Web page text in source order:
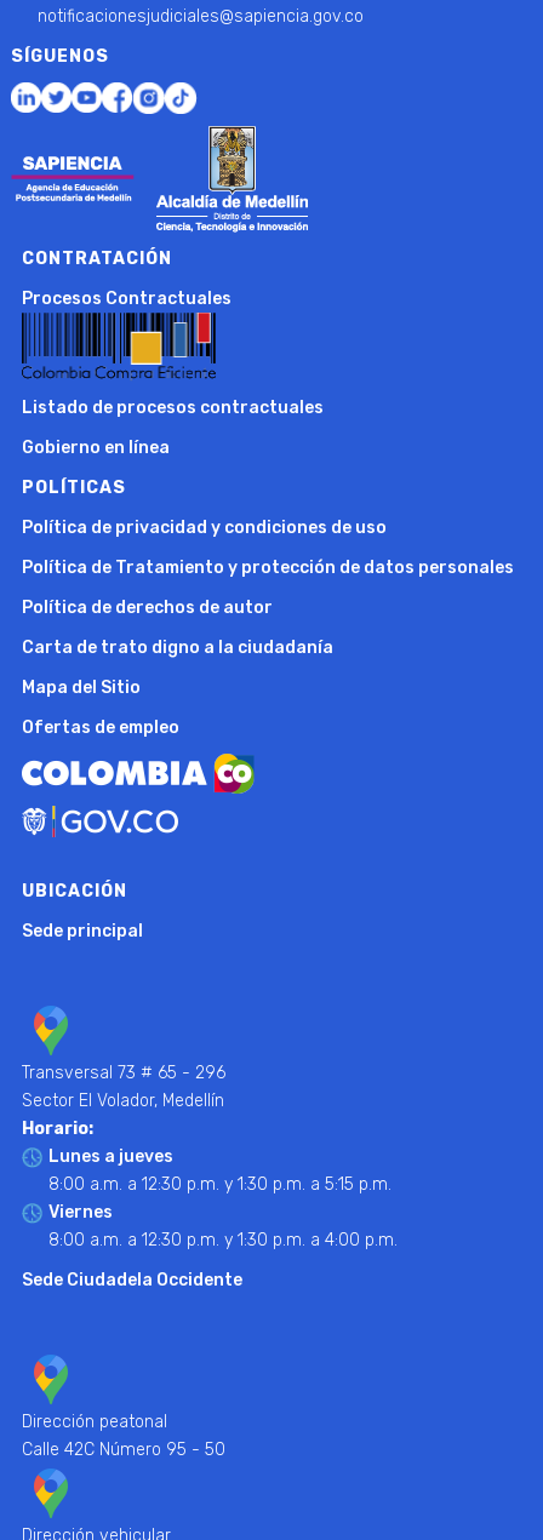
notificacionesjudiciales@sapiencia.gov.co
SÍGUENOS
CONTRATACIÓN
Procesos Contractuales
Listado de procesos contractuales
Gobierno en línea
POLÍTICAS
Política de privacidad y condiciones de uso
Política de Tratamiento y protección de datos personales
Política de derechos de autor
Carta de trato digno a la ciudadanía
Mapa del Sitio
Ofertas de empleo
UBICACIÓN
Sede principal
Transversal 73 # 65 - 296
Sector El Volador, Medellín
Horario:
Lunes a jueves
8:00 a.m. a 12:30 p.m. y 1:30 p.m. a 5:15 p.m.
Viernes
8:00 a.m. a 12:30 p.m. y 1:30 p.m. a 4:00 p.m.
Sede Ciudadela Occidente
Dirección peatonal
Calle 42C Número 95 - 50